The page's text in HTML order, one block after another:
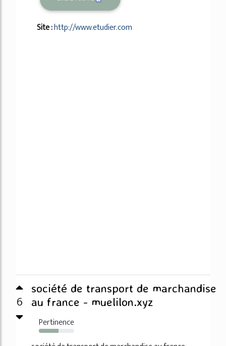
Site :http://www.etudier.com
6
société de transport de marchandise
au france - muelilon.xyz
Pertinence
56%